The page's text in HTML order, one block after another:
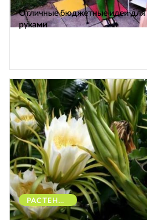
Отличные бюджетные идеи для
руками
РАСТЕНИЯ